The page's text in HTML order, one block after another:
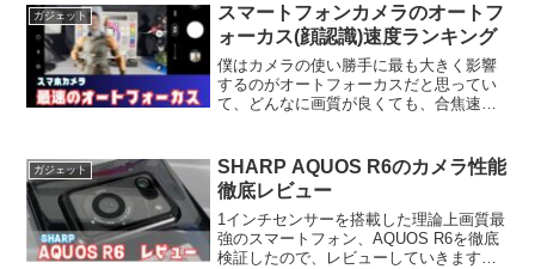
ガジェット
スマートフォンカメラのオートフ
ォーカス(顔認識)速度ランキング
僕はカメラの使い勝手に最も大きく影響
するのがオートフォーカスだと思ってい
て、どんなに画質が良くても、合焦速度
の場合は一眼レフなどよりも、写真とい
うよりも「記録」としての...
ガジェット
SHARP AQUOS R6のカメラ性能
徹底レビュー
1インチセンサーを搭載した理論上画質最
強のスマートフォン、AQUOS R6を徹底
検証したので、レビューしていきます。